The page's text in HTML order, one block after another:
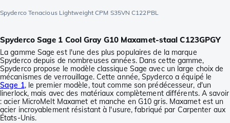
Spyderco Tenacious Lightweight CPM S35VN C122PBL
Spyderco Sage 1 Cool Gray G10 Maxamet-staal C123GPGY
La gamme Sage est l'une des plus populaires de la marque
Spyderco depuis de nombreuses années. Dans cette gamme,
Spyderco propose le modèle classique Sage avec un large choix de
mécanismes de verrouillage. Cette année, Spyderco a équipé le
Sage 1, le premier modèle, tout comme son prédécesseur, d'un
linerlock, mais avec des matériaux complètement différents. A savoir
: acier MicroMelt Maxamet et manche en G10 gris. Maxamet est un
acier incroyablement résistant à l'usure, fabriqué par Carpenter aux
États-Unis.